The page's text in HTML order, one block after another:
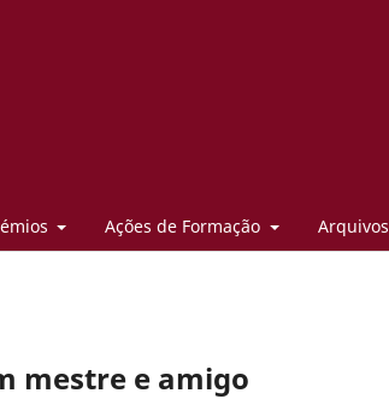
Ações de Formação Arquivos
mestre e amigo